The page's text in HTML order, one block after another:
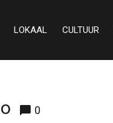
LOKAAL CULTUUR
0